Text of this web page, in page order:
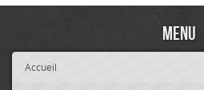
Menu
Accueil